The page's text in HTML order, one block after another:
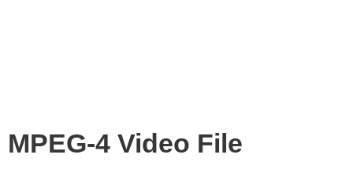
MPEG-4 Video File